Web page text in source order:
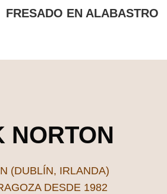
FRESADO EN ALABASTRO
NORTON
(DUBLÍN, IRLANDA)
DESDE 1982